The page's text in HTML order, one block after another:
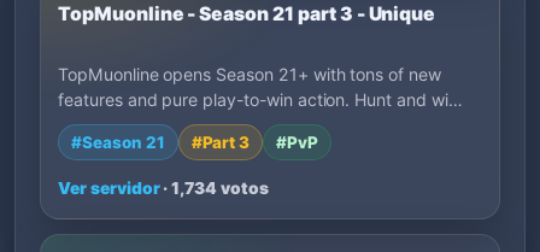
TopMuonline - Season 21 part 3 - Unique
TopMuonline opens Season 21+ with tons of new
features and pure play-to-win action. Hunt and wi…
#Season 21 #Part 3 #PvP
Ver servidor· 1,734 votos